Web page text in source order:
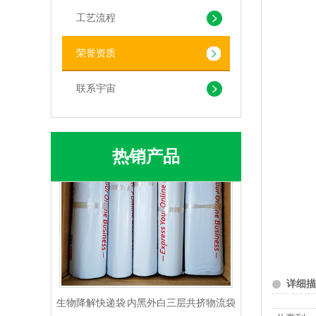
工艺流程
荣誉资质
联系宇宙
热销产品
PLA+PBAT生物降解背心袋 快餐外卖打包袋
生物降解快递袋 内黑外白三层共挤物流袋
详细